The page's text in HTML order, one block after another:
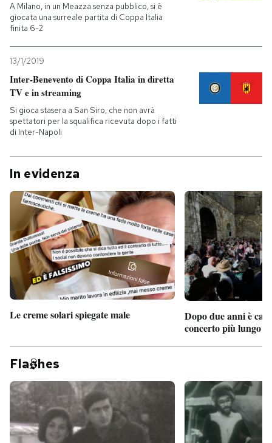
A Milano, in un Meazza senza pubblico, si è
giocata una surreale partita di Coppa Italia
finita 6-2
13/1/2019
Inter-Benevento di Coppa Italia in diretta
TV e in streaming
Si gioca stasera a San Siro, che non avrà
spettatori per la squalifica ricevuta dopo i fatti
di Inter-Napoli
In evidenza
Le creme solari spiegate male
Dopo due anni è
concerto più lungo
Fla hes